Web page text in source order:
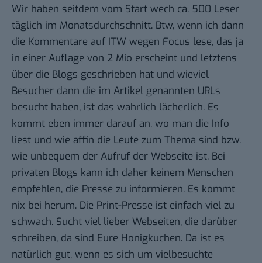
Wir haben seitdem vom Start wech ca. 500 Leser
täglich im Monatsdurchschnitt. Btw, wenn ich dann
die Kommentare auf ITW wegen Focus lese, das ja
in einer Auflage von 2 Mio erscheint und letztens
über die Blogs geschrieben hat und wieviel
Besucher dann die im Artikel genannten URLs
besucht haben, ist das wahrlich lächerlich. Es
kommt eben immer darauf an, wo man die Info
liest und wie affin die Leute zum Thema sind bzw.
wie unbequem der Aufruf der Webseite ist. Bei
privaten Blogs kann ich daher keinem Menschen
empfehlen, die Presse zu informieren. Es kommt
nix bei herum. Die Print-Presse ist einfach viel zu
schwach. Sucht viel lieber Webseiten, die darüber
schreiben, da sind Eure Honigkuchen. Da ist es
natürlich gut, wenn es sich um vielbesuchte